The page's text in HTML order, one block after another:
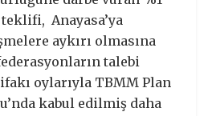
Anayasa’ya
aykırı olmasına
talebi
oylarıyla TBMM Plan
kabul edilmiş daha